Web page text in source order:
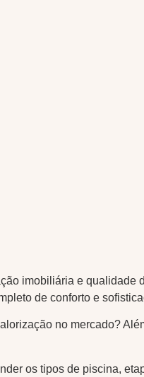
imobiliária e
de conforto e
no mercado?
os tipos de piscina,